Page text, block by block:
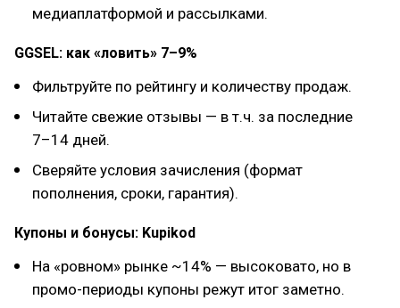
медиаплатформой и рассылками.
GGSEL: как «ловить» 7–9%
Фильтруйте по рейтингу и количеству продаж.
Читайте свежие отзывы — в т.ч. за последние
7–14 дней.
Сверяйте условия зачисления (формат
пополнения, сроки, гарантия).
Купоны и бонусы: Kupikod
На «ровном» рынке ~14% — высоковато, но в
промо-периоды купоны режут итог заметно.